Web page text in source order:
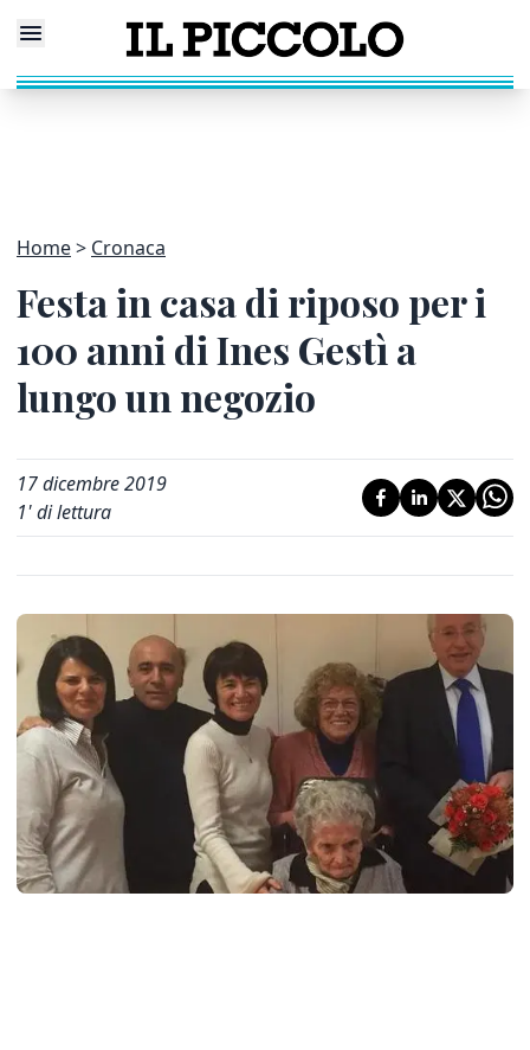
Home Cronaca
Festa in casa di riposo per i
100 anni di Ines Gestì a
lungo un negozio
17 dicembre 2019
1' di lettura